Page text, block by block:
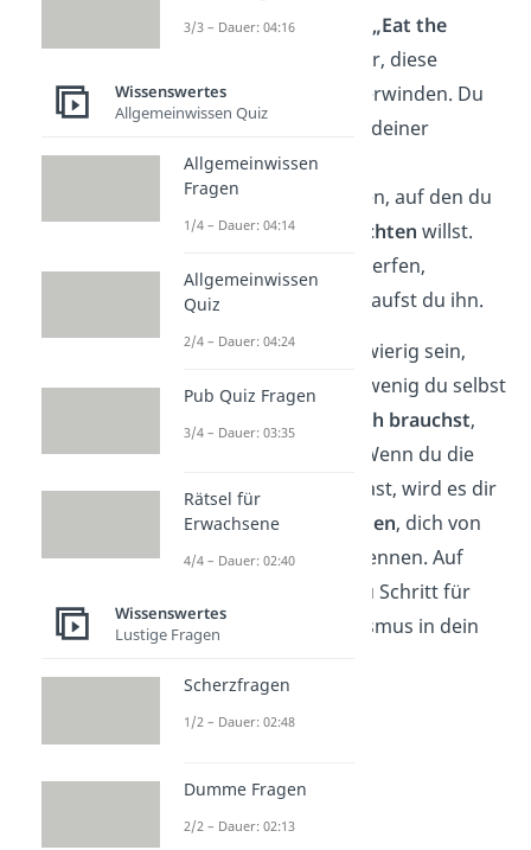
am Herzen liegen. Die „Eat the
hilft dir, diese
Hemmschwelle zu überwinden. Du
beginnst damit, einen deiner
liebsten Gegenstände
auszusortieren — einen, auf den du
eigentlich nicht verzichten willst.
Aber statt ihn wegzuwerfen,
verschenkst oder verkaufst du ihn.
Das mag anfangs schwierig sein,
aber sie zeigt dir, wie wenig du selbst
geliebte Dinge wirklich brauchst,
um glücklich zu sein. Wenn du die
Hürde überwunden hast, wird es dir
in Zukunftleichter fallen, dich von
weiteren Dingen zu trennen. Auf
diese Weise bringst du Schritt für
Schritt mehr Minimalismus in dein
3/3 – Dauer: 04:16
Wissenswertes
Allgemeinwissen Quiz
Allgemeinwissen
Fragen
1/4 – Dauer: 04:14
Allgemeinwissen
Quiz
2/4 – Dauer: 04:24
Pub Quiz Fragen
3/4 – Dauer: 03:35
Rätsel für
Erwachsene
4/4 – Dauer: 02:40
Wissenswertes
Lustige Fragen
Scherzfragen
1/2 – Dauer: 02:48
Dumme Fragen
2/2 – Dauer: 02:13